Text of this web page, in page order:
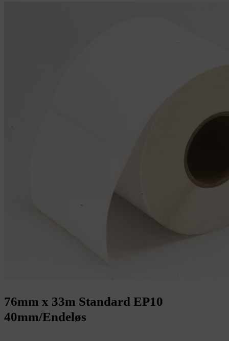
76mm x 33m Standard EP10
40mm/Endeløs